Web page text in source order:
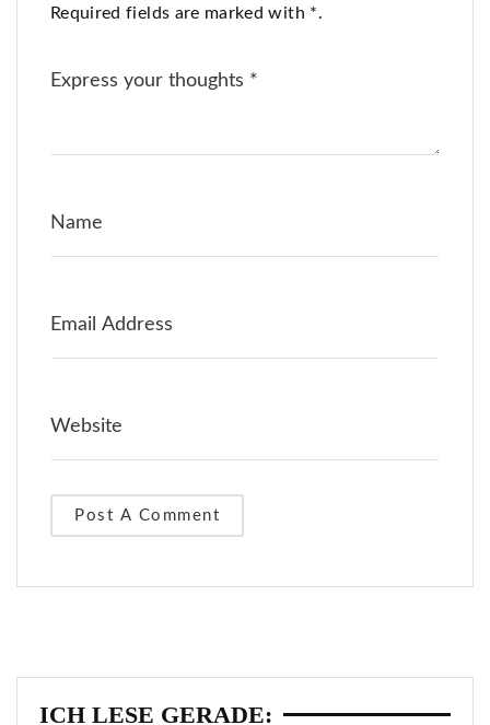
Required fields are marked with *.
ICH LESE GERADE: